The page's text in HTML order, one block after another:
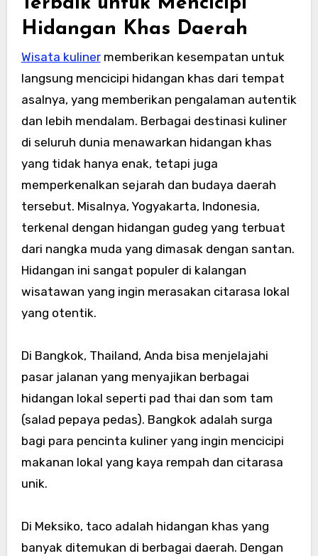
Hidangan Khas Daerah
Wisata kulinermemberikan kesempatan untuk
langsung mencicipi hidangan khas dari tempat
asalnya, yang memberikan pengalaman autentik
dan lebih mendalam. Berbagai destinasi kuliner
di seluruh dunia menawarkan hidangan khas
yang tidak hanya enak, tetapi juga
memperkenalkan sejarah dan budaya daerah
tersebut. Misalnya, Yogyakarta, Indonesia,
terkenal dengan hidangan gudeg yang terbuat
dari nangka muda yang dimasak dengan santan.
Hidangan ini sangat populer di kalangan
wisatawan yang ingin merasakan citarasa lokal
yang otentik.
Di Bangkok, Thailand, Anda bisa menjelajahi
pasar jalanan yang menyajikan berbagai
hidangan lokal seperti pad thai dan som tam
(salad pepaya pedas). Bangkok adalah surga
bagi para pencinta kuliner yang ingin mencicipi
makanan lokal yang kaya rempah dan citarasa
unik.
Di Meksiko, taco adalah hidangan khas yang
banyak ditemukan di berbagai daerah. Dengan